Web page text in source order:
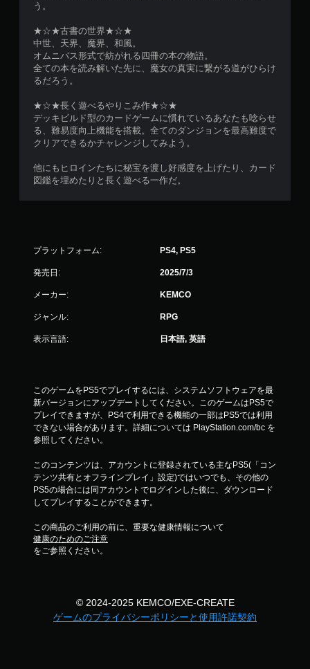
う。
★☆★古書の世界★☆★
中世、天界、魔界、和風。
オムニバス形式で紡がれる四冊の本の物語。
全ての本を読み解いた先に、魔女の真実に繋がる道がひらけ
るだろう。
★☆★長く遊べるやりこみ作★☆★
デッキビルド型のカードゲームに慣れているあなたも唸らせ
る、難易度向上機能を搭載。全てのダンジョンを最高難度で
クリアできるかチャレンジしてみよう。
他にもヒロインたちに秘宝を渡し好感度を上げたり、カード
図鑑を埋めたりと長く遊べる一作だ。
プラットフォーム: PS4, PS5
発売日: 2025/7/3
メーカー: KEMCO
ジャンル: RPG
表示言語: 日本語, 英語
このゲームをPS5でプレイするには、システムソフトウェアを最
新バージョンにアップデートしてください。このゲームはPS5で
プレイできますが、PS4で利用できる機能の一部はPS5では利用
できない場合があります。詳細については PlayStation.com/bc を
参照してください。
このコンテンツは、アカウントに登録されている主なPS5(「コン
テンツ共有とオフラインプレイ」設定)ではいつでも、その他の
PS5の場合には同アカウントでログインした後に、ダウンロード
してプレイすることができます。
この商品のご利用の前に、重要な健康情報について
健康のためのご注意
をご参照ください。
© 2024-2025 KEMCO/EXE-CREATE
ゲームのプライバシーポリシーと使用許諾契約